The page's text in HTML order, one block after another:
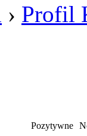
› Profil
Pozytywne